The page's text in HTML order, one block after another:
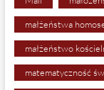
małżeństwa
małżeństwo
matematyczność